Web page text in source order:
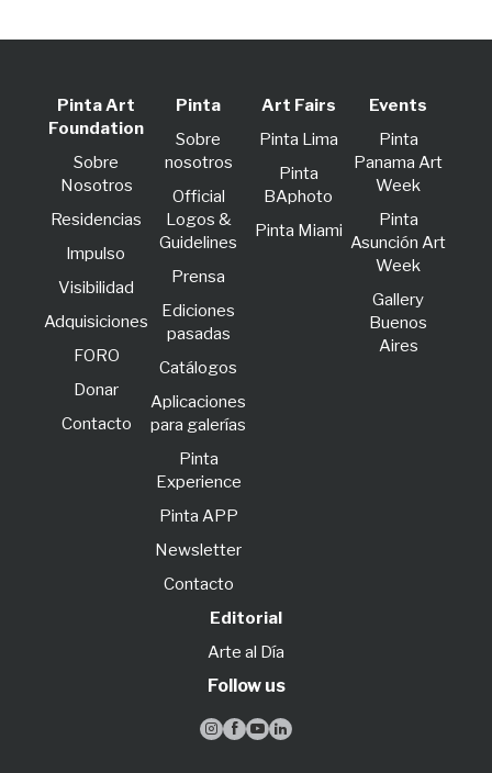
Pinta Art
Foundation
Sobre
Nosotros
Residencias
lmpulso
Visibilidad
Adquisiciones
FORO
Donar
Contacto
Pinta
Sobre
nosotros
Official
Logos &
Guidelines
Prensa
Ediciones
pasadas
Catálogos
Aplicaciones
para galerías
Pinta
Experience
Pinta APP
Newsletter
Contacto
Art Fairs
Pinta Lima
Pinta
BAphoto
Pinta Miami
Events
Pinta
Panama Art
Week
Pinta
Asunción Art
Week
Gallery
Buenos
Aires
Editorial
Arte al Día
Follow us
   